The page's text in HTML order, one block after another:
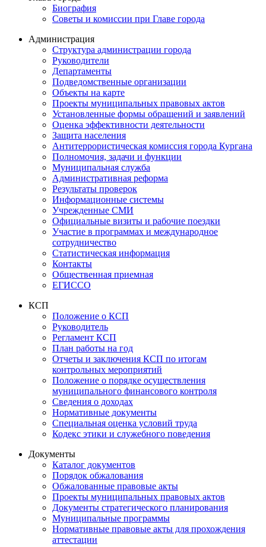
Биография
Советы и комиссии при Главе города
Администрация
Структура администрации города
Руководители
Департаменты
Подведомственные организации
Объекты на карте
Проекты муниципальных правовых актов
Установленные формы обращений и заявлений
Оценка эффективности деятельности
Защита населения
Антитеррористическая комиссия города Кургана
Полномочия, задачи и функции
Муниципальная служба
Административная реформа
Результаты проверок
Информационные системы
Учрежденные СМИ
Официальные визиты и рабочие поездки
Участие в программах и международное
сотрудничество
Статистическая информация
Контакты
Общественная приемная
ЕГИССО
КСП
Положение о КСП
Руководитель
Регламент КСП
План работы на год
Отчеты и заключения КСП по итогам
контрольных мероприятий
Положение о порядке осуществления
муниципального финансового контроля
Сведения о доходах
Нормативные документы
Специальная оценка условий труда
Кодекс этики и служебного поведения
Документы
Каталог документов
Порядок обжалования
Обжалованные правовые акты
Проекты муниципальных правовых актов
Документы стратегического планирования
Муниципальные программы
Нормативные правовые акты для прохождения
аттестации